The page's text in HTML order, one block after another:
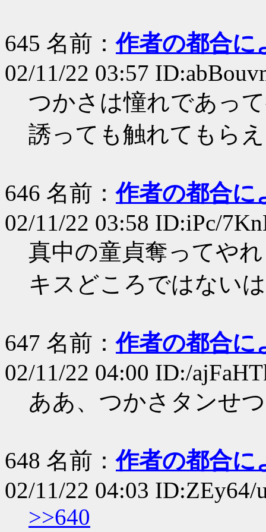
645 名前：作者の都合に
02/11/22 03:57
つかさは憧れであっ
誘っても触れてもら
646 名前：作者の都合に
02/11/22 03:58 ID:iPc/
真中の童貞奪ってやれ
キスどころではない
647 名前：作者の都合に
02/11/22 04:00 ID:/
ああ、つかさタンせ
648 名前：作者の都合に
02/11/22 04:03 ID:ZEy64/
>>640